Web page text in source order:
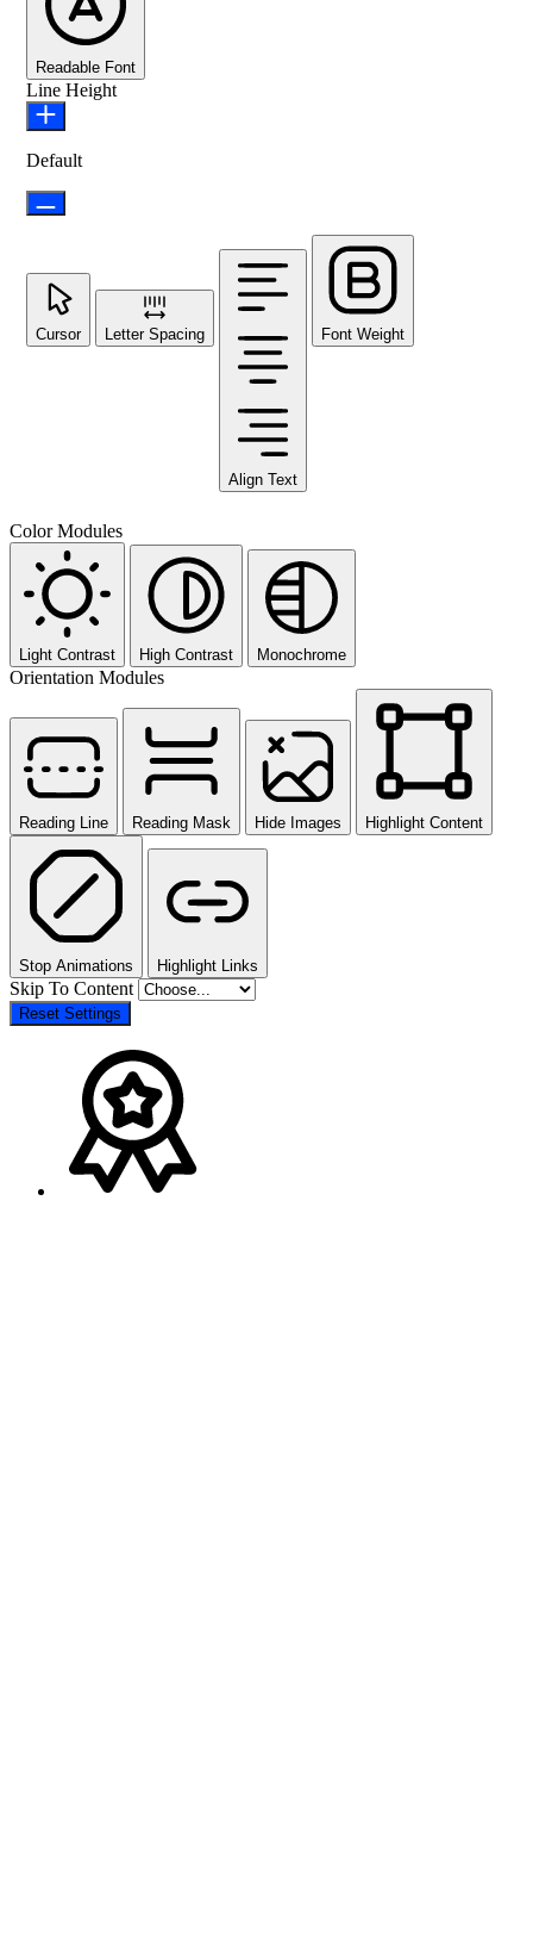
Readable Font
Line Height
Default
Cursor Letter Spacing
Align Text
Font Weight
Color Modules
Light Contrast High Contrast Monochrome
Orientation Modules
Reading Line Reading Mask Hide Images Highlight Content
Stop Animations Highlight Links
Skip To Content
Reset Settings